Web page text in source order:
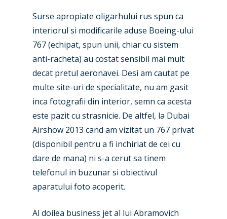
Surse apropiate oligarhului rus spun ca
interiorul si modificarile aduse Boeing-ului
767 (echipat, spun unii, chiar cu sistem
anti-racheta) au costat sensibil mai mult
decat pretul aeronavei. Desi am cautat pe
multe site-uri de specialitate, nu am gasit
inca fotografii din interior, semn ca acesta
este pazit cu strasnicie. De altfel, la Dubai
Airshow 2013 cand am vizitat un 767 privat
(disponibil pentru a fi inchiriat de cei cu
dare de mana) ni s-a cerut sa tinem
telefonul in buzunar si obiectivul
aparatului foto acoperit.
Al doilea business jet al lui Abramovich